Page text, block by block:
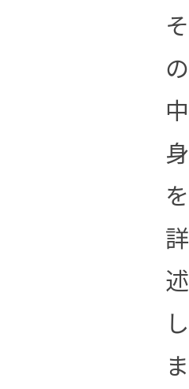
そ
の
中
身
を
詳
述
し
ま